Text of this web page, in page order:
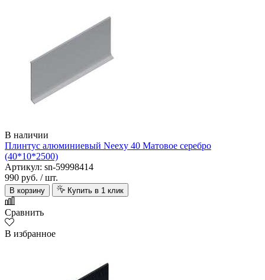
В наличии
Плинтус алюминиевый Neexy 40 Матовое серебро
(40*10*2500)
Артикул: sn-59998414
990 руб. / шт.
В корзину Купить в 1 клик
Сравнить
В избранное